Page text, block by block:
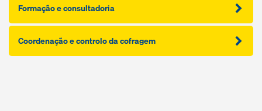
Formação e consultadoria
Coordenação e controlo da cofragem